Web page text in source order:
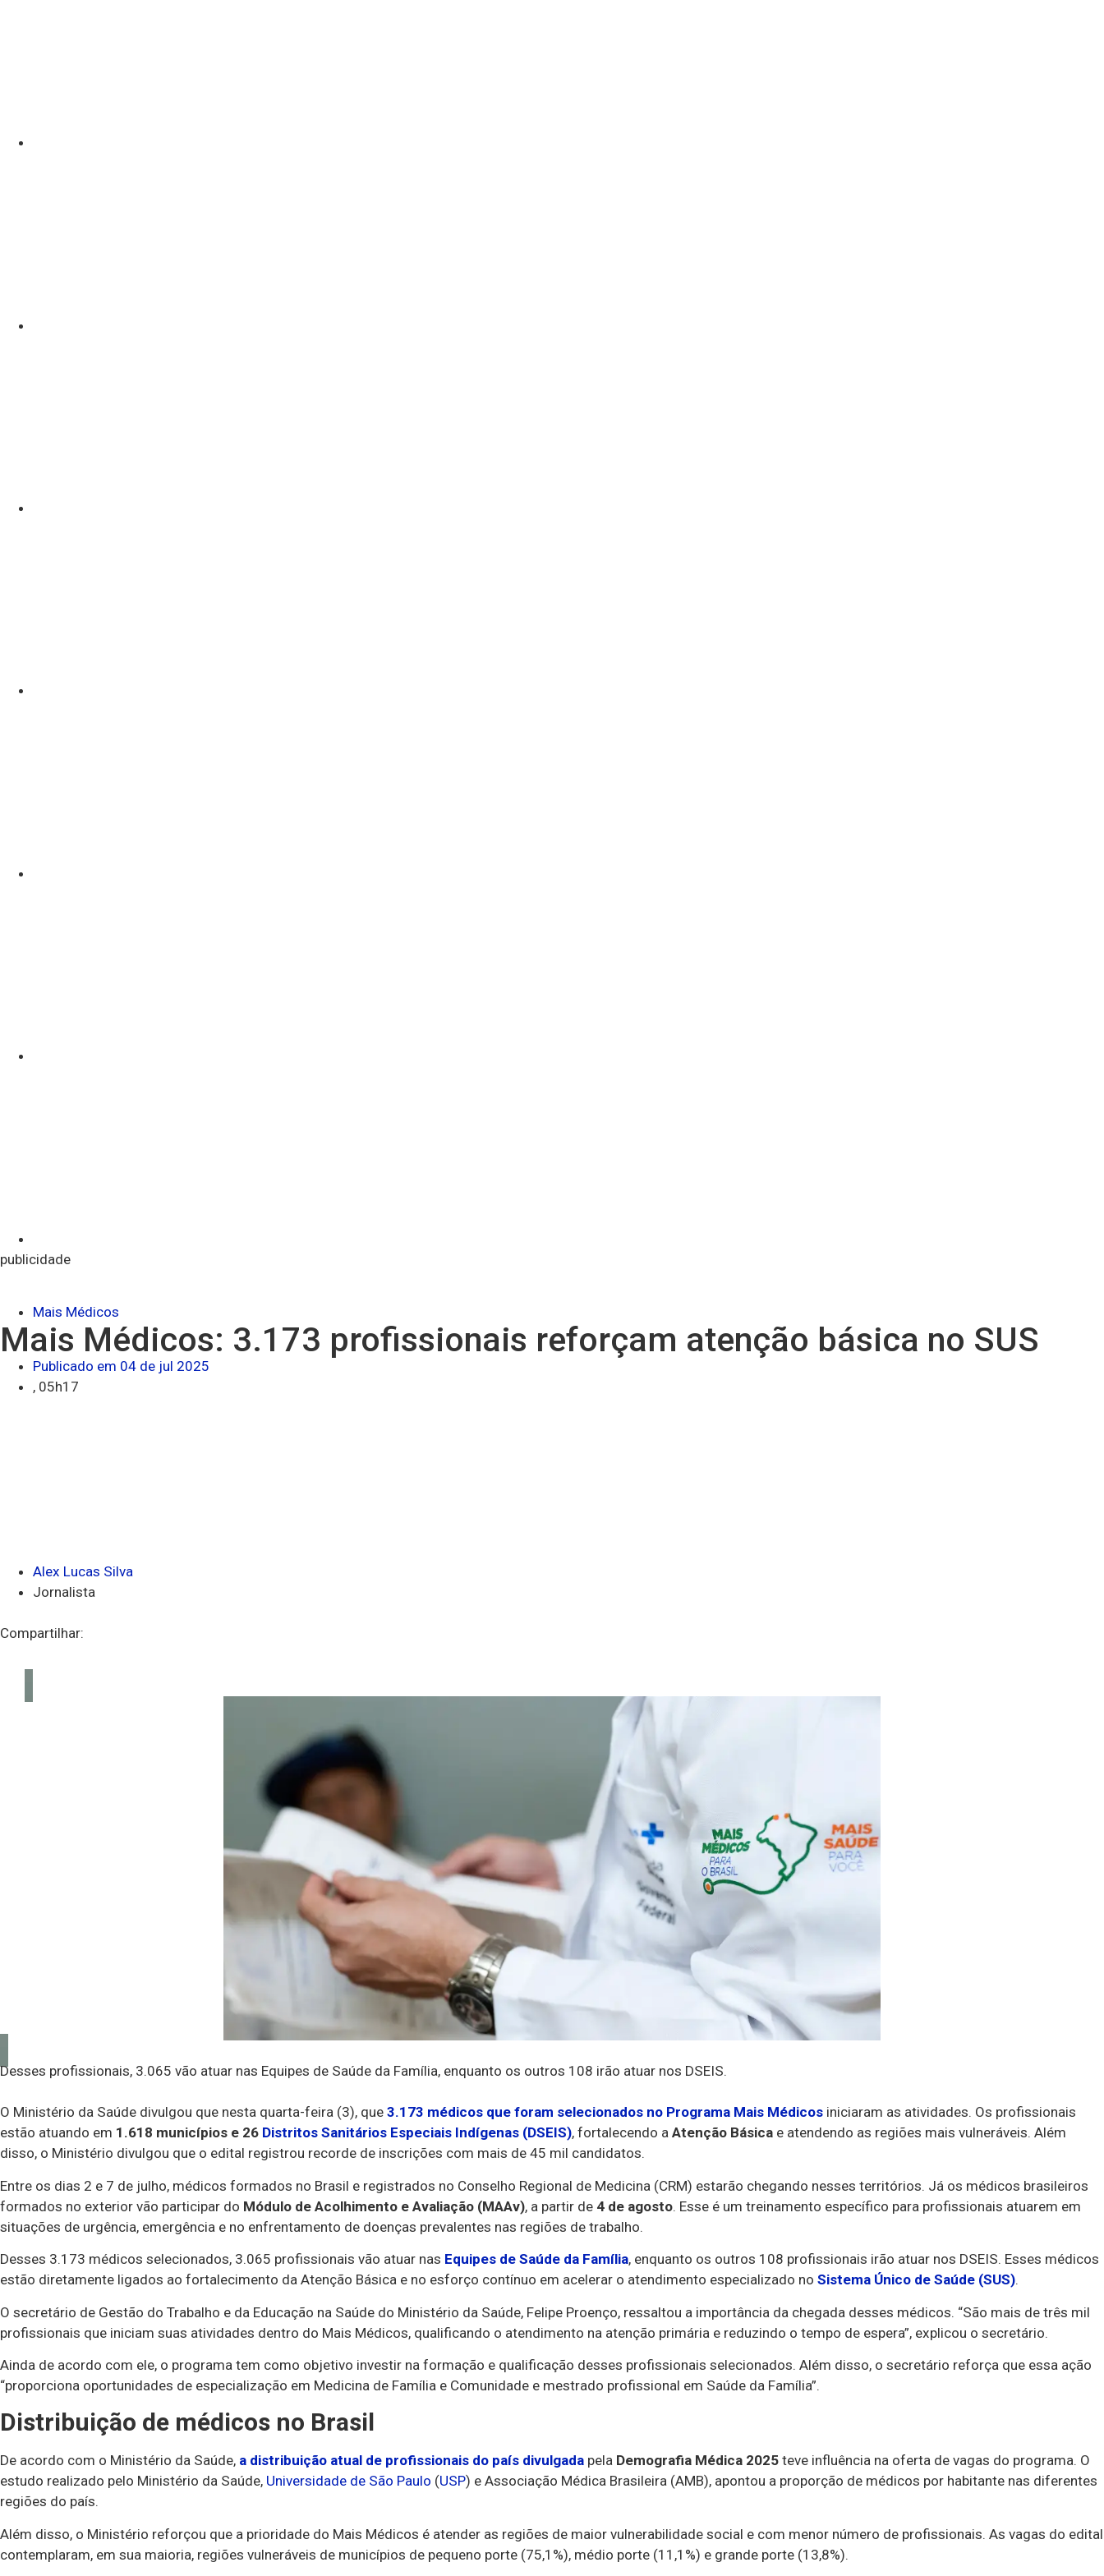
publicidade
Mais Médicos
Mais Médicos: 3.173 profissionais reforçam atenção básica no SUS
Publicado em 04 de jul 2025
, 05h17
Alex Lucas Silva
Jornalista
Compartilhar:
Desses profissionais, 3.065 vão atuar nas Equipes de Saúde da Família, enquanto os outros 108 irão atuar nos DSEIS.
O Ministério da Saúde divulgou que nesta quarta-feira (3), que 3.173 médicos que foram selecionados no Programa Mais Médicos iniciaram as atividades. Os profissionais
estão atuando em 1.618 municípios e 26 Distritos Sanitários Especiais Indígenas (DSEIS), fortalecendo a Atenção Básica e atendendo as regiões mais vulneráveis. Além
disso, o Ministério divulgou que o edital registrou recorde de inscrições com mais de 45 mil candidatos.
Entre os dias 2 e 7 de julho, médicos formados no Brasil e registrados no Conselho Regional de Medicina (CRM) estarão chegando nesses territórios. Já os médicos brasileiros
formados no exterior vão participar do Módulo de Acolhimento e Avaliação (MAAv), a partir de 4 de agosto. Esse é um treinamento específico para profissionais atuarem em
situações de urgência, emergência e no enfrentamento de doenças prevalentes nas regiões de trabalho.
Desses 3.173 médicos selecionados, 3.065 profissionais vão atuar nas Equipes de Saúde da Família, enquanto os outros 108 profissionais irão atuar nos DSEIS. Esses médicos
estão diretamente ligados ao fortalecimento da Atenção Básica e no esforço contínuo em acelerar o atendimento especializado no Sistema Único de Saúde (SUS).
O secretário de Gestão do Trabalho e da Educação na Saúde do Ministério da Saúde, Felipe Proenço, ressaltou a importância da chegada desses médicos. “São mais de três mil
profissionais que iniciam suas atividades dentro do Mais Médicos, qualificando o atendimento na atenção primária e reduzindo o tempo de espera”, explicou o secretário.
Ainda de acordo com ele, o programa tem como objetivo investir na formação e qualificação desses profissionais selecionados. Além disso, o secretário reforça que essa ação
“proporciona oportunidades de especialização em Medicina de Família e Comunidade e mestrado profissional em Saúde da Família”.
Distribuição de médicos no Brasil
De acordo com o Ministério da Saúde, a distribuição atual de profissionais do país divulgada pela Demografia Médica 2025 teve influência na oferta de vagas do programa. O
estudo realizado pelo Ministério da Saúde, Universidade de São Paulo (USP) e Associação Médica Brasileira (AMB), apontou a proporção de médicos por habitante nas diferentes
regiões do país.
Além disso, o Ministério reforçou que a prioridade do Mais Médicos é atender as regiões de maior vulnerabilidade social e com menor número de profissionais. As vagas do edital
contemplaram, em sua maioria, regiões vulneráveis de municípios de pequeno porte (75,1%), médio porte (11,1%) e grande porte (13,8%).